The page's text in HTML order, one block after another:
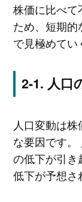
株価に比べて
ため、短期
で見極めてい
人口
人口変動は
な要因です
の低下が引き
低下が予想さ